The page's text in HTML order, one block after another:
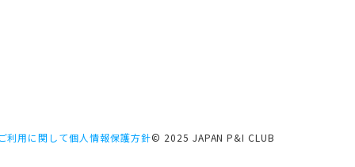
利用に関して個人情報保護方針© 2025 JAPAN P&I CLUB